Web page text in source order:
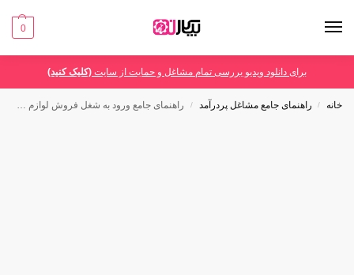
0
برای دانلود ویدیو بررسی تمام مشاغل و حمایت از سایت (کلیک کنید)
خانه / راهنمای جامع مشاغل پردرآمد / راهنمای جامع ورود به شغل فروش لوازم جانبی موبایل – شروعی مطمئن برای کسب درآمد